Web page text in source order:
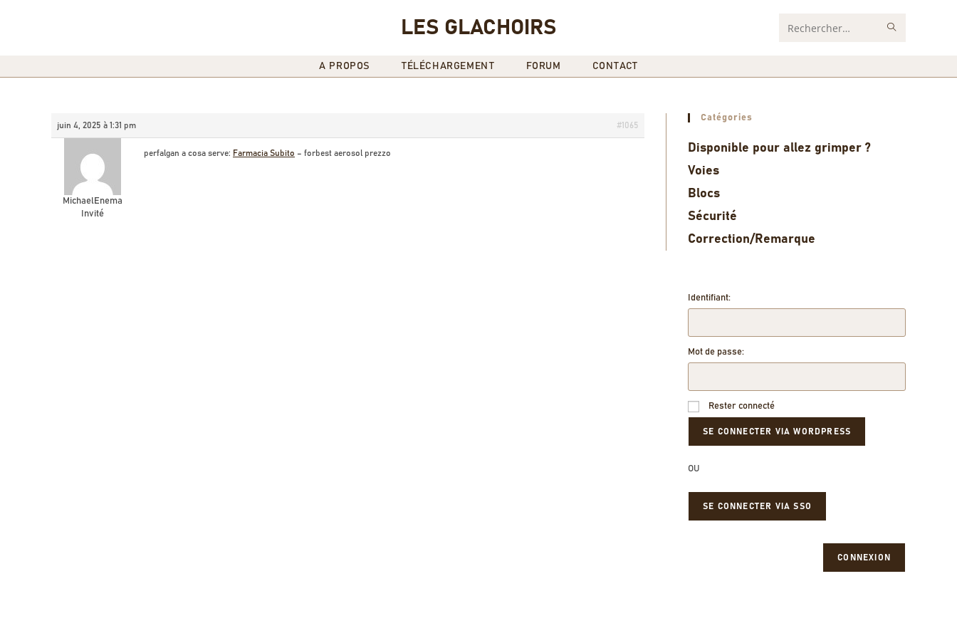
LES GLACHOIRS Rechercher
A PROPOS TÉLÉCHARGEMENT FORUM CONTACT
juin 4, 2025 à 1:31 pm #1065
MichaelEnema
Invité
perfalgan a cosa serve: Farmacia Subito – forbest aerosol prezzo
Catégories
Disponible pour allez grimper ?
Voies
Blocs
Sécurité
Correction/Remarque
Identifiant:
Mot de passe:
Rester connecté
OU
SE CONNECTER VIA SSO
CONNEXION